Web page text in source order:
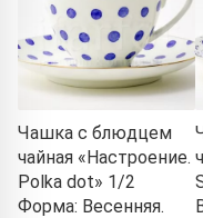
Чашка с блюдцем
чайная «Настроение.
Polka dot» 1/2
Форма: Весенняя.